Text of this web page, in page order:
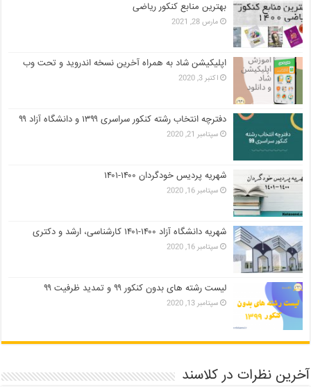
بهترین منابع کنکور ریاضی
مارس 28, 2021
اپلیکیشن شاد به همراه آخرین نسخه اندروید و تحت وب
اکتبر 3, 2020
دفترچه انتخاب رشته کنکور سراسری ۱۳۹۹ و دانشگاه آزاد ۹۹
سپتامبر 21, 2020
شهریه پردیس خودگردان ۱۴۰۰-۱۴۰۱
سپتامبر 16, 2020
شهریه دانشگاه آزاد ۱۴۰۰-۱۴۰۱ کارشناسی، ارشد و دکتری
سپتامبر 16, 2020
لیست رشته های بدون کنکور ۹۹ و تمدید ظرفیت ۹۹
سپتامبر 13, 2020
آخرین نظرات در کلاسند